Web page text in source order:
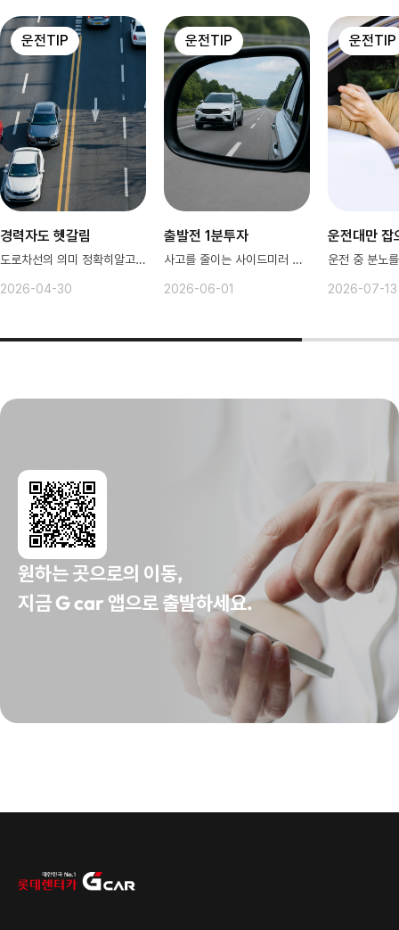
운전TIP
경력자도 헷갈림
도로차선의 의미 정확히알고 안전운전ㄱ
2026-04-30
운전TIP
출발전 1분투자
사고를 줄이는 사이드미러 조정법
2026-06-01
운전TIP
운전대만 잡
운전 중 분노
2026-07-13
원하는 곳으로의 이동,
지금 G car 앱으로 출발하세요.